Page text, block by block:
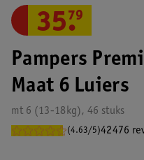
Pampers
Maat 6 Luiers
mt 6 (13-18kg), 46 stuks
(4.63/5)42476
35.
79